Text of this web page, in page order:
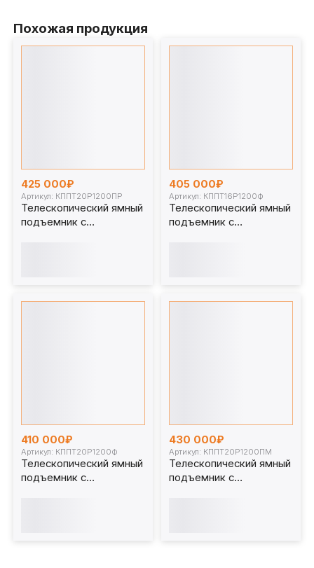
Похожая продукция
425 000₽
Артикул: КППТ20Р1200ПР
Телескопический ямный
подъемник с
405 000₽
Артикул: КППТ16Р1200Ф
Телескопический ямный
подъемник с
410 000₽
Артикул: КППТ20Р1200Ф
Телескопический ямный
подъемник с
430 000₽
Артикул: КППТ20Р1200ПМ
Телескопический ямный
подъемник с